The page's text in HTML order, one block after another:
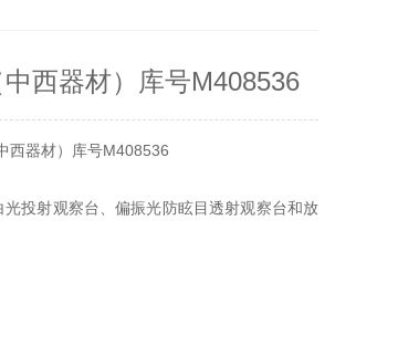
西器材）库号M408536
西器材）库号M408536
投射观察台、偏振光防眩目透射观察台和放